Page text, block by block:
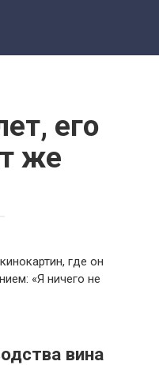
его
же
где он
«Я ничего не
вина